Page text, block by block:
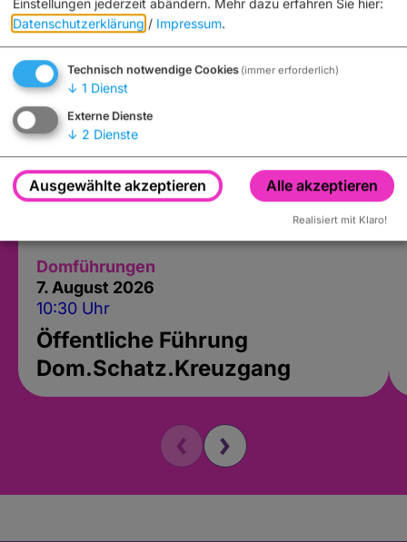
Domführungen
7. August 2026
10:30 Uhr
Öffentliche Führung
Dom.Schatz.Kreuzgang
Einstellungen jederzeit abändern. Mehr dazu erfahren Sie hier:
Datenschutzerklärung / Impressum.
Technisch notwendige Cookies (immer erforderlich)
↓ 1 Dienst
Externe Dienste
↓ 2 Dienste
Ausgewählte akzeptieren Alle akzeptieren
Realisiert mit Klaro!